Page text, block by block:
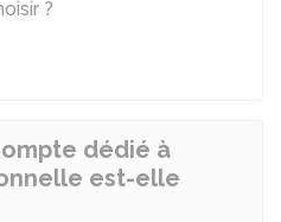
?
dédié à
est-elle